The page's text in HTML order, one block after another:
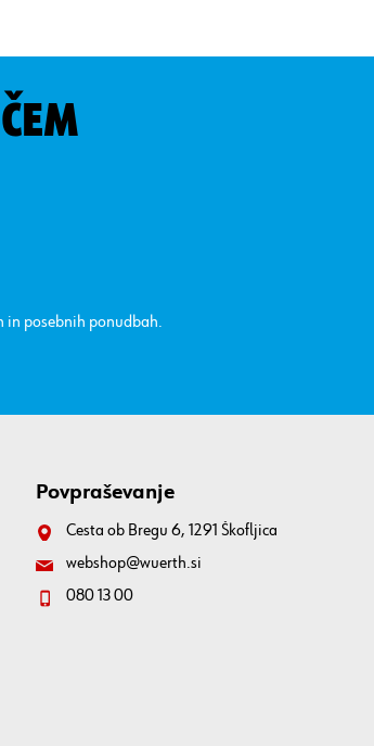
in posebnih ponudbah.
Povpraševanje
Cesta ob Bregu 6, 1291 Škofljica
webshop@wuerth.si
080 13 00